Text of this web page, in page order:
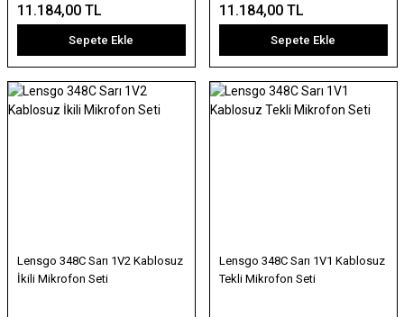
11.184,00 TL
Sepete Ekle
11.184,00 TL
Sepete Ekle
Lensgo 348C Sarı 1V2 Kablosuz
İkili Mikrofon Seti
Lensgo 348C Sarı 1V1 Kablosuz
Tekli Mikrofon Seti